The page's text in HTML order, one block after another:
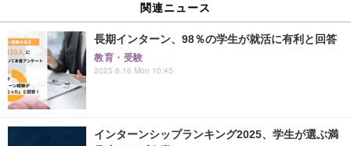
関連ニュース
長期インターン、98％の学生が就活に有利と回答
教育・受験
2025.6.16 Mon 10:45
インターンシップランキング2025、学生が選ぶ満